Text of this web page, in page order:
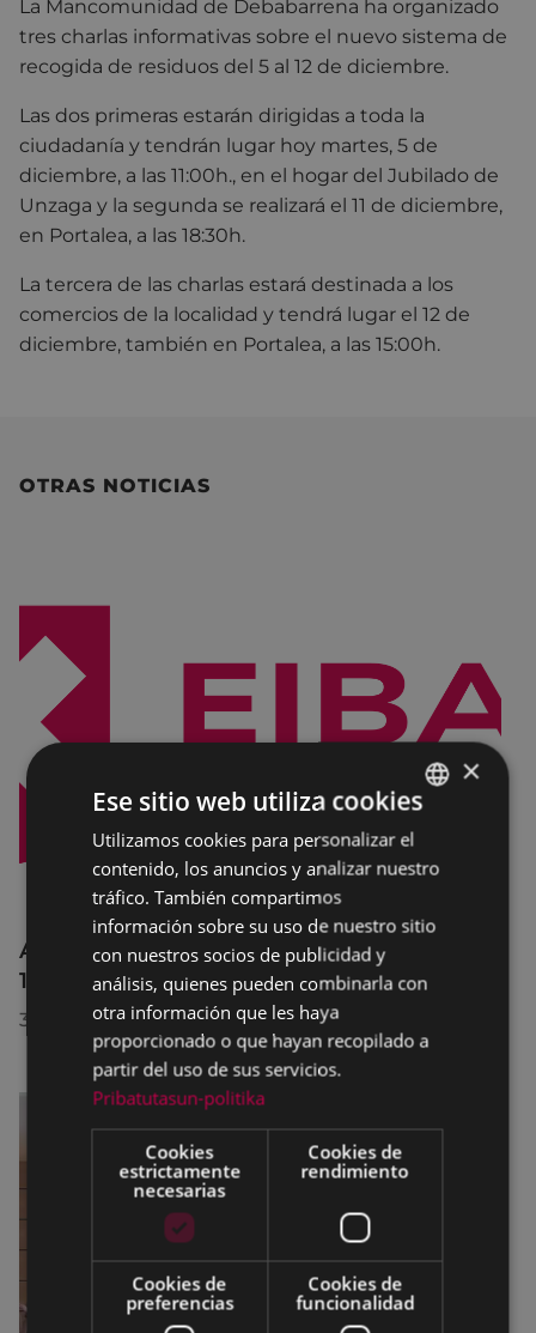
La Mancomunidad de Debabarrena ha organizado
tres charlas informativas sobre el nuevo sistema de
recogida de residuos del 5 al 12 de diciembre.
Las dos primeras estarán dirigidas a toda la
ciudadanía y tendrán lugar hoy martes, 5 de
diciembre, a las 11:00h., en el hogar del Jubilado de
Unzaga y la segunda se realizará el 11 de diciembre,
en Portalea, a las 18:30h.
La tercera de las charlas estará destinada a los
comercios de la localidad y tendrá lugar el 12 de
diciembre, también en Portalea, a las 15:00h.
OTRAS NOTICIAS
Afecciones al tráfico en la calle Egogain del
10 al 23 de agosto, por motivo de obras
30/07/2026
BASQUE
SPANISH
×
Ese sitio web utiliza cookies
Utilizamos cookies para personalizar el
contenido, los anuncios y analizar nuestro
tráfico. También compartimos
información sobre su uso de nuestro sitio
con nuestros socios de publicidad y
análisis, quienes pueden combinarla con
otra información que les haya
proporcionado o que hayan recopilado a
partir del uso de sus servicios.
Pribatutasun-politika
Cookies
estrictamente
necesarias
Cookies de
rendimiento
Cookies de
preferencias
Cookies de
funcionalidad